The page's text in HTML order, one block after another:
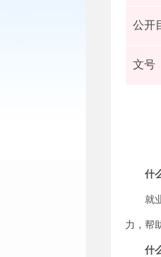
公开
文号
什
就
力，帮
什